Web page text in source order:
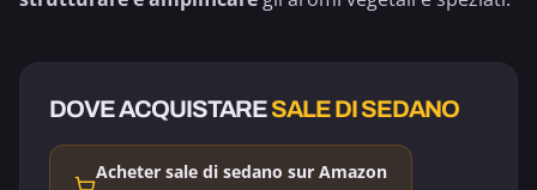
DOVE ACQUISTARESALE DI SEDANO
Acheter sale di sedano sur Amazon